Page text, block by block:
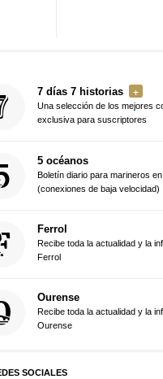
7 días 7 historias
Una selección de los mejores
exclusiva para suscriptores
5 océanos
Boletín diario para marineros
(conexiones de baja velocidad)
Ferrol
Recibe toda la actualidad y la
Ferrol
Ourense
Recibe toda la actualidad y la
Ourense
SOCIALES